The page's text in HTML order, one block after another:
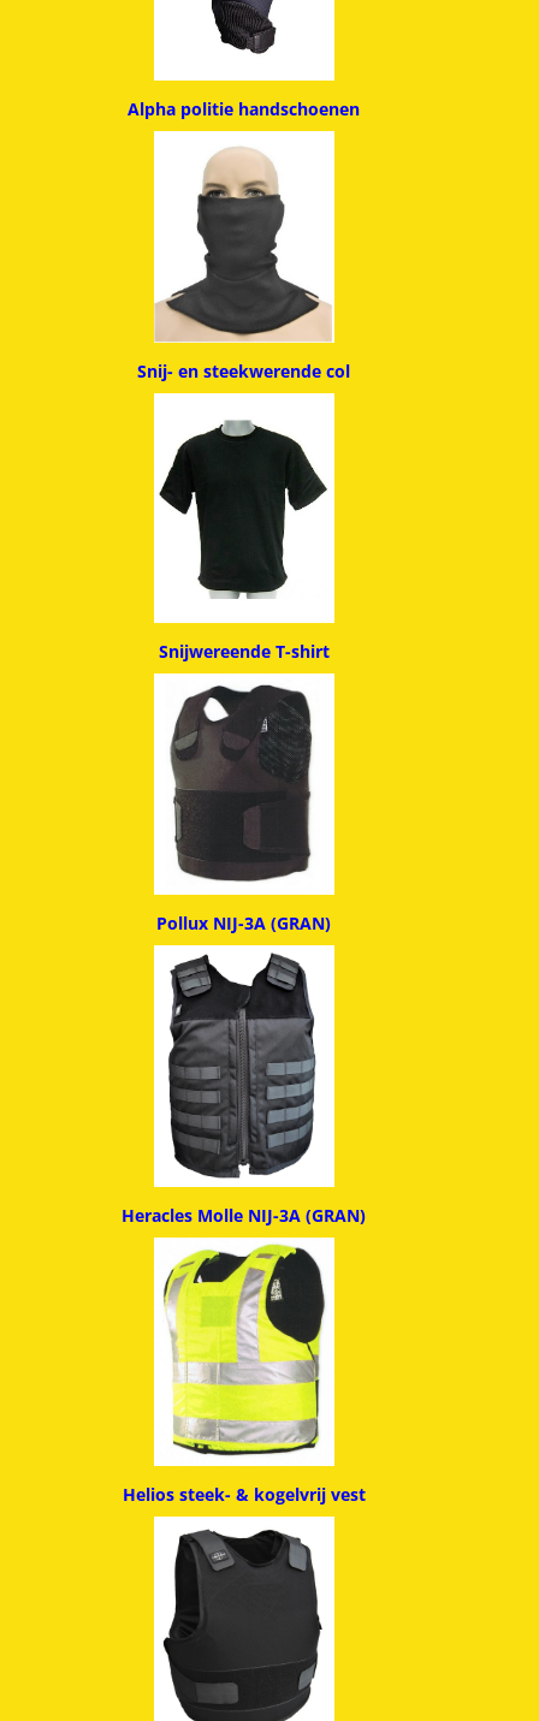
Alpha politie handschoenen
Snij- en steekwerende col
Snijwereende T-shirt
Pollux NIJ-3A (GRAN)
Heracles Molle NIJ-3A (GRAN)
Helios steek- & kogelvrij vest